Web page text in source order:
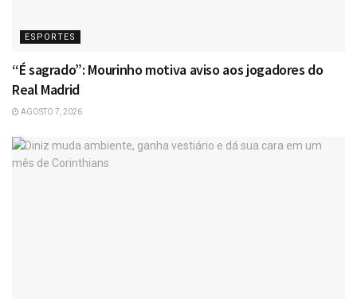
ESPORTES
“É sagrado”: Mourinho motiva aviso aos jogadores do
Real Madrid
AGOSTO 7, 2026